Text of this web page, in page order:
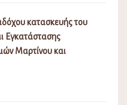
κατασκευής του
Εγκατάστασης
Μαρτίνου και